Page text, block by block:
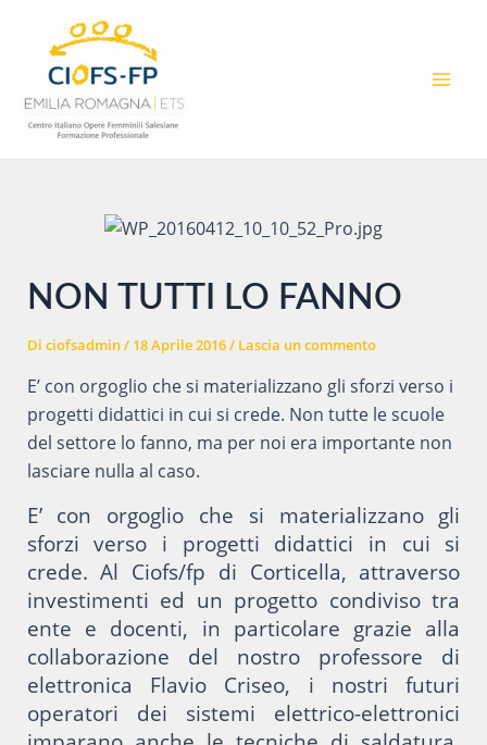
contenuto
NON TUTTI LO FANNO
Di ciofsadmin/ 18 Aprile 2016/ Lascia un commento
E’ con orgoglio che si materializzano gli sforzi verso i
progetti didattici in cui si crede. Non tutte le scuole
del settore lo fanno, ma per noi era importante non
lasciare nulla al caso.
E’ con orgoglio che si materializzano gli
sforzi verso i progetti didattici in cui si
crede. Al Ciofs/fp di Corticella, attraverso
investimenti ed un progetto condiviso tra
ente e docenti, in particolare grazie alla
collaborazione del nostro professore di
elettronica Flavio Criseo, i nostri futuri
operatori dei sistemi elettrico-elettronici